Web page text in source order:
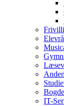
IT-